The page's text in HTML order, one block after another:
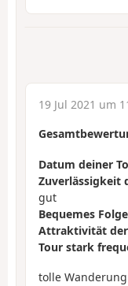
19 Jul 2021 um
Datum deiner
Zuverlässigkeit
gut
Bequemes
Attraktivität
Tour stark
tolle Wanderung